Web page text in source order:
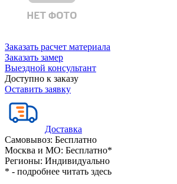
Заказать расчет материала
Заказать замер
Выездной консультант
Доступно к заказу
Оставить заявку
Доставка
Самовывоз: Бесплатно
Москва и МО: Бесплатно*
Регионы: Индивидуально
* - подробнее читать здесь